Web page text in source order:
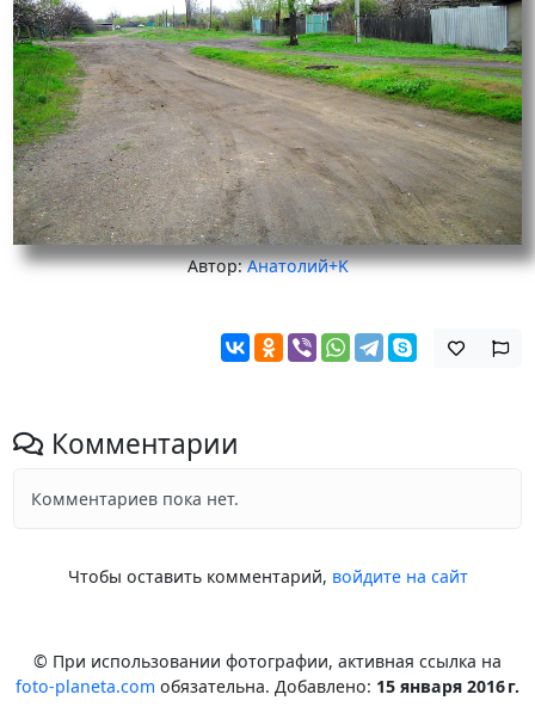
Автор:Анатолий+K
Комментарии
Комментариев пока нет.
Чтобы оставить комментарий, войдите на сайт
© При использовании фотографии, активная ссылка на
foto-planeta.com обязательна. Добавлено: 15 января 2016 г.